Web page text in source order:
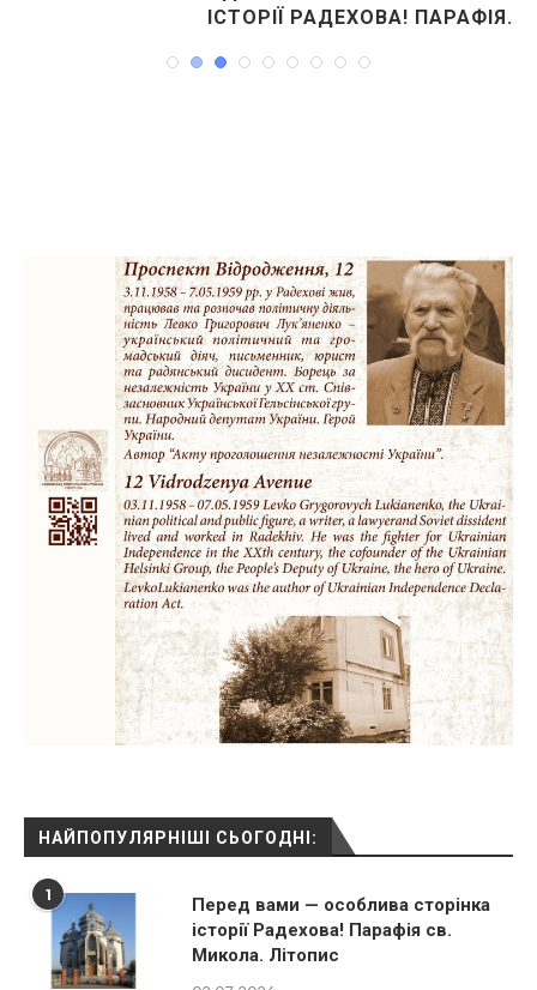
ІСТОРІЇ РАДЕХОВА! ПАРАФІЯ...
НАЙПОПУЛЯРНІШІ СЬОГОДНІ:
1
Перед вами — особлива сторінка
історії Радехова! Парафія св.